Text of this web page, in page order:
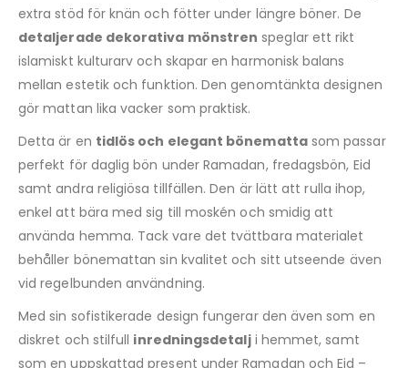
extra stöd för knän och fötter under längre böner. De
detaljerade dekorativa mönstren speglar ett rikt
islamiskt kulturarv och skapar en harmonisk balans
mellan estetik och funktion. Den genomtänkta designen
gör mattan lika vacker som praktisk.
Detta är en tidlös och elegant bönemattasom passar
perfekt för daglig bön under Ramadan, fredagsbön, Eid
samt andra religiösa tillfällen. Den är lätt att rulla ihop,
enkel att bära med sig till moskén och smidig att
använda hemma. Tack vare det tvättbara materialet
behåller bönemattan sin kvalitet och sitt utseende även
vid regelbunden användning.
Med sin sofistikerade design fungerar den även som en
diskret och stilfull inredningsdetalji hemmet, samt
som en uppskattad present under Ramadan och Eid –